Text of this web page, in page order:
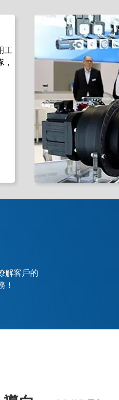
工
解客戶的
！